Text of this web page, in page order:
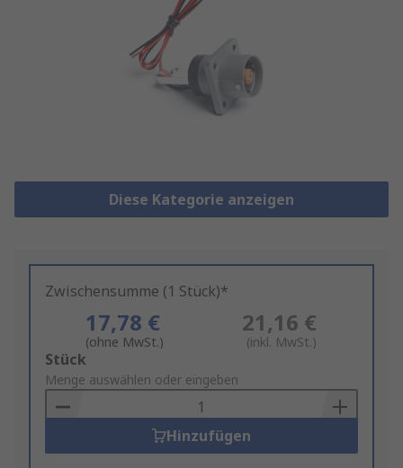
Diese Kategorie anzeigen
Zwischensumme (1 Stück)*
17,78 €
(ohne MwSt.)
21,16 €
(inkl. MwSt.)
Add
to
Basket
Stück
Menge auswählen oder eingeben
Hinzufügen